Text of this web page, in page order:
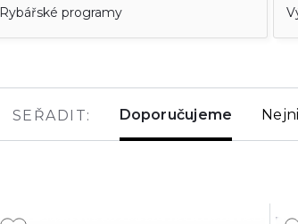
Rybářské programy
SEŘADIT: Doporučujeme